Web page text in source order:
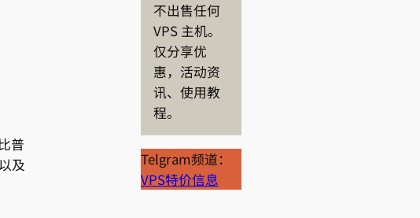
普
及
不出售任何
VPS 主机。
仅分享优
惠，活动资
讯、使用教
程。
Telgram频道：
VPS特价信息